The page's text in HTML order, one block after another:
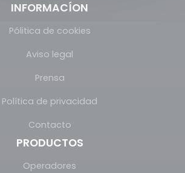
INFORMACÍON
Pólitica de cookies
Aviso legal
Prensa
Política de privacidad
Contacto
PRODUCTOS
Operadores